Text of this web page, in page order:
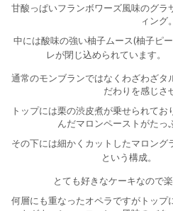
甘酸っぱいフランボワーズ風味のグラ
ィング。
中には酸味の強い柚子ムース(柚子ピ
レが閉じ込められています。
通常のモンブランではなくわざわざタ
だわりを感じさ
トップには栗の渋皮煮が乗せられて
んだマロンペーストがたっ
その下には細かくカットしたマロング
という構成。
とても好きなケーキなので
何層にも重なったオペラですがトップ